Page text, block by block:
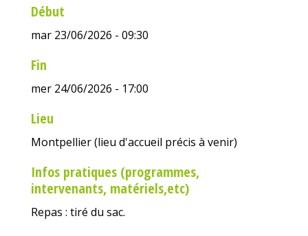
Début
mar 23/06/2026 - 09:30
Fin
mer 24/06/2026 - 17:00
Lieu
Montpellier (lieu d'accueil précis à venir)
Infos pratiques (programmes,
intervenants, matériels,etc)
Repas : tiré du sac.